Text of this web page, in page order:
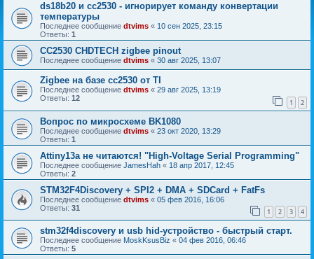
ds18b20 и сс2530 - игнорирует команду конвертации
температуры
Последнее сообщение dtvims « 10 сен 2025, 23:15
Ответы: 1
CC2530 CHDTECH zigbee pinout
Последнее сообщение dtvims « 30 авг 2025, 13:07
Zigbee на базе cc2530 от TI
Последнее сообщение dtvims « 29 авг 2025, 13:19
Ответы: 12 1 2
Вопрос по микросхеме BK1080
Последнее сообщение dtvims « 23 окт 2020, 13:29
Ответы: 1
Attiny13a не читаются! "High-Voltage Serial Programming"
Последнее сообщение JamesHah « 18 апр 2017, 12:45
Ответы: 2
STM32F4Discovery + SPI2 + DMA + SDCard + FatFs
Последнее сообщение dtvims « 05 фев 2016, 16:06
Ответы: 31 1 2 3 4
stm32f4discovery и usb hid-устройство - быстрый старт.
Последнее сообщение MoskKsusBiz « 04 фев 2016, 06:46
Ответы: 5